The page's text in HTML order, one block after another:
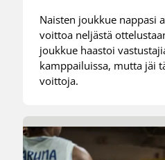
Naisten joukkue nappasi
voittoa neljästä
joukkue haastoi
kamppailuissa, mutta jäi
voittoja.